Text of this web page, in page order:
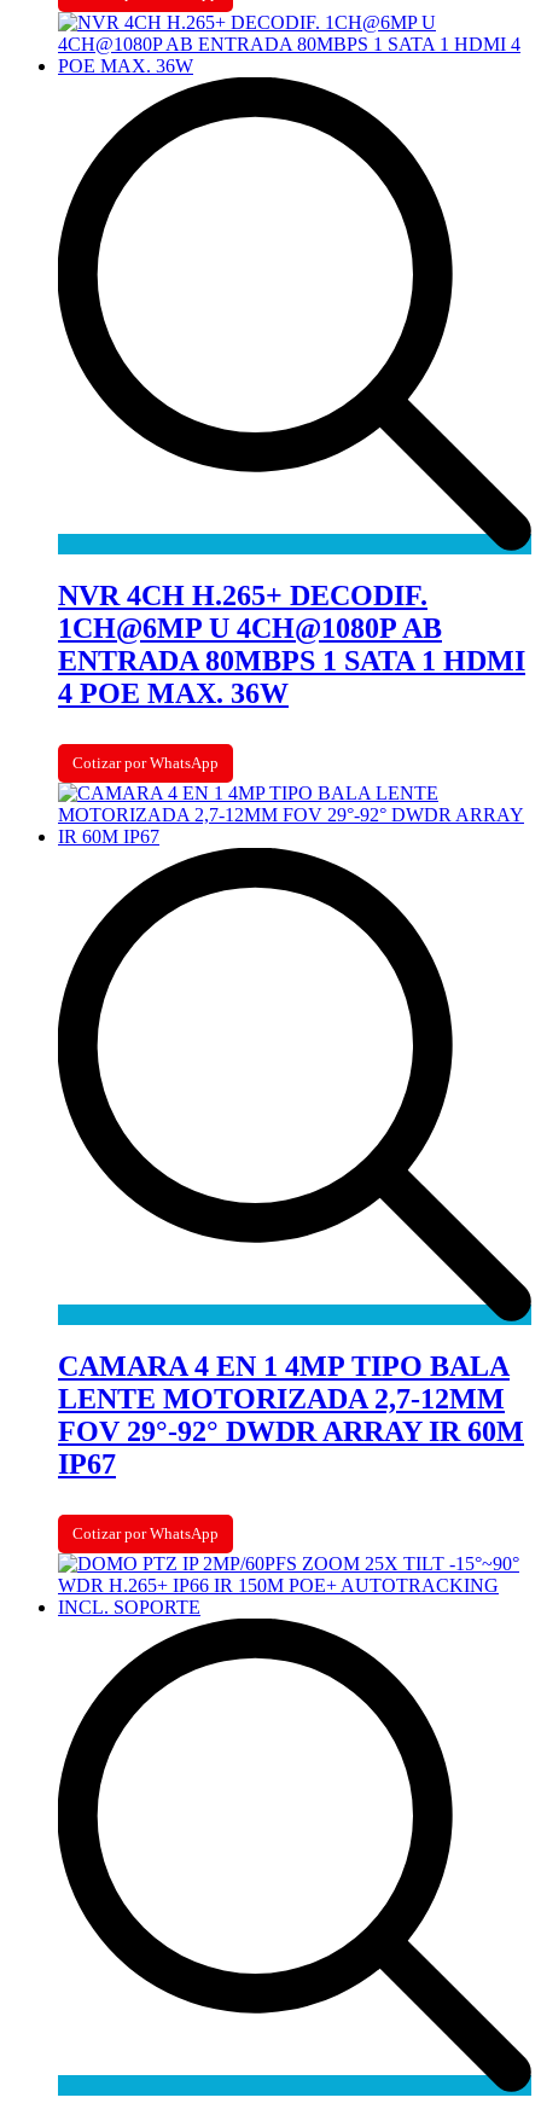
NVR 4CH H.265+ DECODIF.
1CH@6MP U 4CH@1080P AB
ENTRADA 80MBPS 1 SATA 1 HDMI
4 POE MAX. 36W
Cotizar por WhatsApp
CAMARA 4 EN 1 4MP TIPO BALA
LENTE MOTORIZADA 2,7-12MM
FOV 29°-92° DWDR ARRAY IR 60M
IP67
Cotizar por WhatsApp